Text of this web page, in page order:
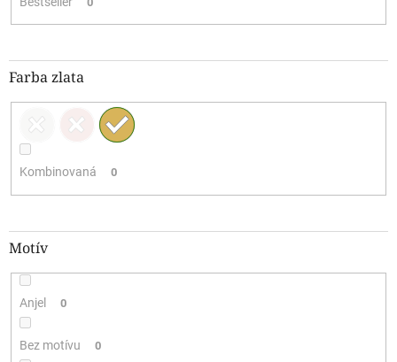
Farba zlata
Kombinovaná 0
Motív
Anjel 0
Bez motívu 0